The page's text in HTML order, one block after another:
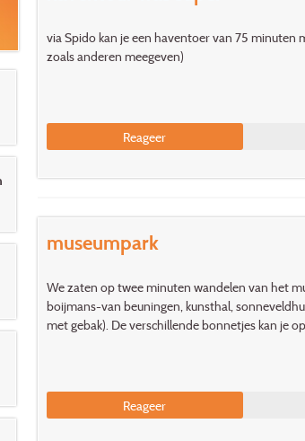
via Spido kan je een haventoer van 75 minuten
zoals anderen meegeven)
Reageer
museumpark
We zaten op twee minuten wandelen van het
boijmans-van beuningen, kunsthal,
met gebak). De verschillende bonnetjes kan je
Reageer